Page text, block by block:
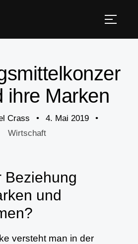
ihre Marken
Crass • 4. Mai 2019
•
Wirtschaft
Beziehung
und
versteht man in der